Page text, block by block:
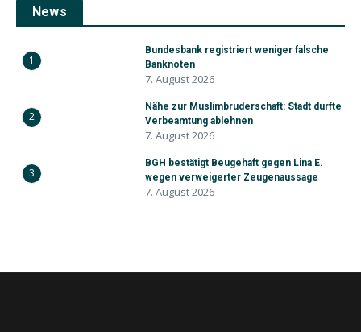
News
1
Bundesbank registriert weniger falsche
Banknoten
7. August 2026
2
Nähe zur Muslimbruderschaft: Stadt durfte
Verbeamtung ablehnen
7. August 2026
3
BGH bestätigt Beugehaft gegen Lina E.
wegen verweigerter Zeugenaussage
7. August 2026